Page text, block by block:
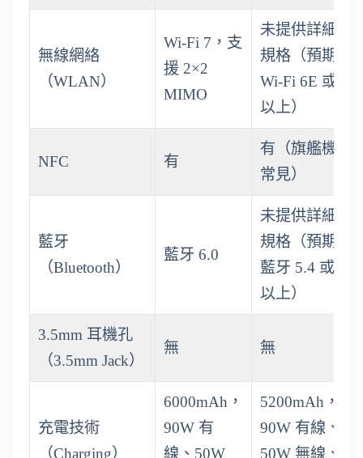
無線網絡
（WLAN）
Wi-Fi 7，支
援 2×2
MIMO
未提供詳細
規格（預期
Wi-Fi 6E 或
以上）
NFC 有
有（旗艦機
常見）
藍牙
（Bluetooth）
藍牙 6.0
未提供詳細
規格（預期
藍牙 5.4 或
以上）
3.5mm 耳機孔
（3.5mm Jack）
無 無
充電技術
（Charging）
6000mAh，
90W 有
線、50W
5200mAh，
90W 有線、
50W 無線、